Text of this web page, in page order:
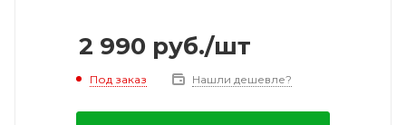
2 990 руб./шт
Под заказ Нашли дешевле?